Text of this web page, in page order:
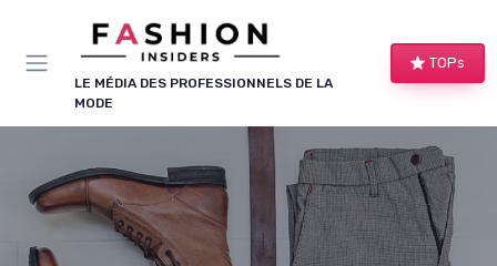
LE MÉDIA DES PROFESSIONNELS DE LA
MODE
TOPs